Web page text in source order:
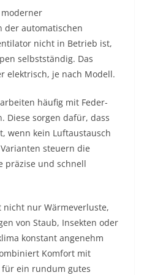
der automatischen
nicht in Betrieb ist,
selbstständig. Das
elektrisch, je nach Modell.
häufig mit Feder-
Diese sorgen dafür, dass
wenn kein Luftaustausch
steuern die
präzise und schnell
nur Wärmeverluste,
von Staub, Insekten oder
konstant angenehm
Komfort mit
ein rundum gutes